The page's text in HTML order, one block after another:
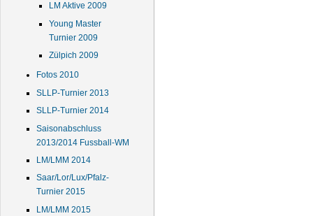
LM Aktive 2009
Young Master
Turnier 2009
Zülpich 2009
Fotos 2010
SLLP-Turnier 2013
SLLP-Turnier 2014
Saisonabschluss
2013/2014 Fussball-WM
LM/LMM 2014
Saar/Lor/Lux/Pfalz-
Turnier 2015
LM/LMM 2015